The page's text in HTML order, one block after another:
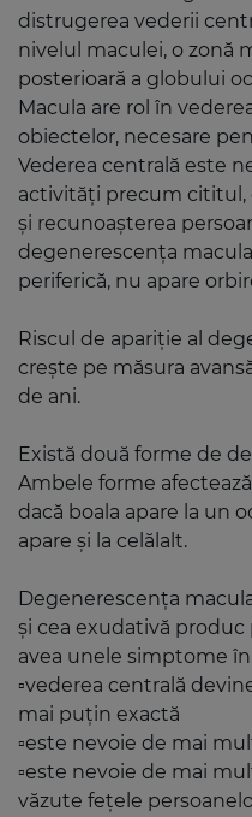
distrugerea vederii
nivelul maculei, o zonă
posterioară a globului
Macula are rol în
obiectelor, necesare
Vederea centrală este
activități precum
și recunoașterea
degenerescența
periferică, nu apare
Riscul de apariție al
crește pe măsura
de ani.
Există două forme de
Ambele forme
dacă boala apare la un
apare și la celălalt.
Degenerescenţa
și cea exudativă
avea unele simptome
▫️vederea centrală
mai puţin exactă
▫️este nevoie de mai
▫️este nevoie de mai
văzute feţele